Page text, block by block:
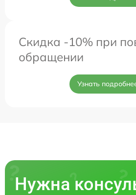
Скидка -10% при
обращении
Узнать
Нужна